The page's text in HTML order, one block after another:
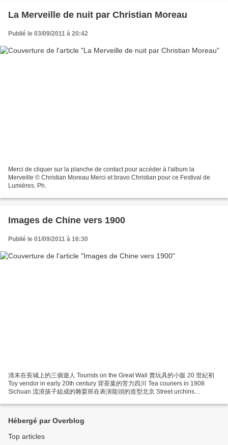
La Merveille de nuit par Christian Moreau
Publié le 03/09/2011 à 20:42
Merci de cliquer sur la planche de contact pour accéder à l'album la
Merveille © Christian Moreau Merci et bravo Christian pour ce Festival de
Lumières. Ph.
Images de Chine vers 1900
Publié le 01/09/2011 à 16:30
清末在長城上的三個遊人 Tourists on the Great Wall 賣玩具的小販 20 世紀初
Toy vendor in early 20th century 背茶葉的苦力四川 Tea couriers in 1908
Sichuan 流浪孩子組成的雜耍班在表演龍頭的造型北京 Street urchins
désolé les noms des photographes...
Hébergé par Overblog
Top articles